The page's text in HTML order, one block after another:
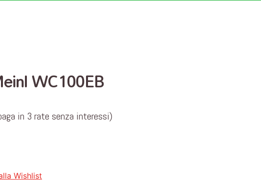
WC100EB
in 3 rate senza interessi)
Wishlist